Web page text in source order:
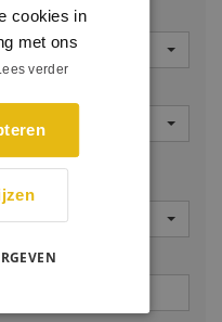
cookies in
met ons
verder